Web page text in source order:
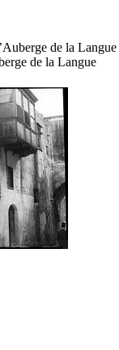
de la Langue
de la Langue